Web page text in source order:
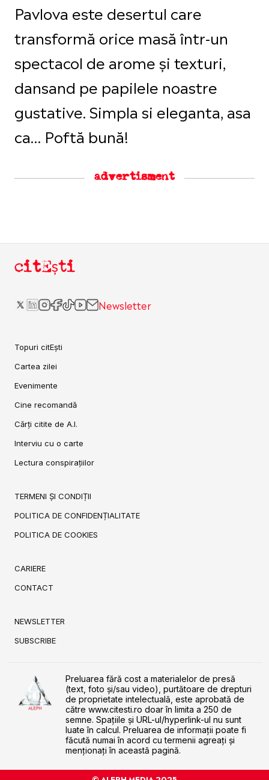
Pavlova este desertul care
transformă orice masă într-un
spectacol de arome și texturi,
dansand pe papilele noastre
gustative. Simpla si eleganta, asa
ca… Poftă bună!
advertisment
citEști
Newsletter
Topuri citEști
Cartea zilei
Evenimente
Cine recomandă
Cărți citite de A.I.
Interviu cu o carte
Lectura conspirațiilor
TERMENI ȘI CONDIȚII
POLITICA DE CONFIDENȚIALITATE
POLITICA DE COOKIES
CARIERE
CONTACT
NEWSLETTER
SUBSCRIBE
Preluarea fără cost a materialelor de presă
(text, foto și/sau video), purtătoare de drepturi
de proprietate intelectuală, este aprobată de
către www.citesti.ro doar în limita a 250 de
semne. Spaţiile şi URL-ul/hyperlink-ul nu sunt
luate în calcul. Preluarea de informaţii poate fi
făcută numai în acord cu termenii agreaţi şi
menţionaţi în această pagină.